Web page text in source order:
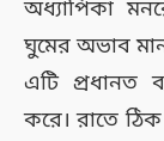
অধ্যাপিকা
ঘুমের অভাব
এটি প্রধানত
করে। রাতে